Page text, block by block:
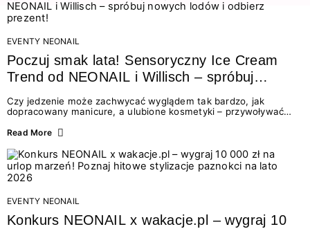
EVENTY NEONAIL
Poczuj smak lata! Sensoryczny Ice Cream
Trend od NEONAIL i Willisch – spróbuj
nowych lodów i odbierz prezent!
Czy jedzenie może zachwycać wyglądem tak bardzo, jak
dopracowany manicure, a ulubione kosmetyki – przywoływać
świata beauty i oszałamiających deserów to coś więcej niż
zmysłami: przez soczysty kolor, aksamitną teksturę,
orzeźwiający zapach i słodki akcent na podniebieniu. Tego lata
NEONAIL łączy siły z marką Willisch, tworząc unikalny projekt
na styku jedzenia i piękna....
Read More
EVENTY NEONAIL
Konkurs NEONAIL x wakacje.pl – wygraj 10